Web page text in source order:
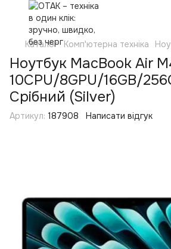
Каталог Комп'ютерна техніка
Ноутбук MacBook Air
10CPU/8GPU/16GB/
Срібний (Silver)
Артикул: 187908 Написати відгук